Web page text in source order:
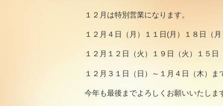
１２月は特別営業になります。
１２月４日（月）１１日(月）１８日（
１２月１２日（火）１９日（火）１５
１２月３１日（日）～１月４日（木）
今年も最後までよろしくお願いいたしま